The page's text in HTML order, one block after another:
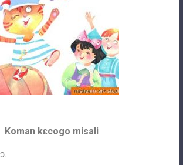
Koman kɛcogo misali